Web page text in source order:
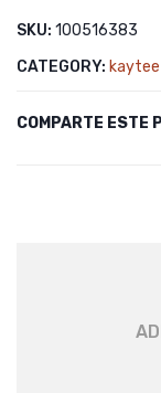
SKU: 100516383
CATEGORY: kaytee
COMPARTE ESTE